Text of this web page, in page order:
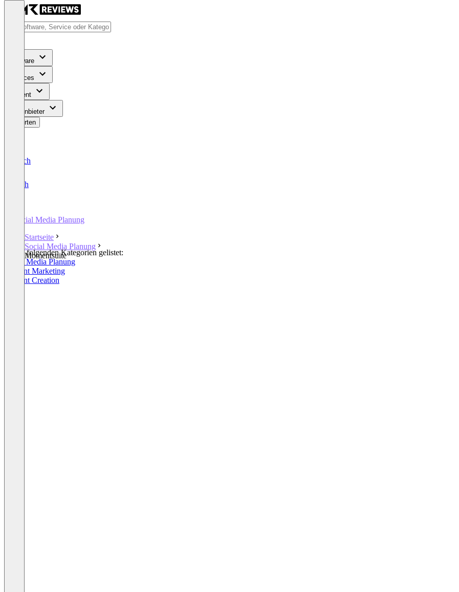
Software
Services
Content
Für Anbieter
Bewerten
Deutsch
English
Social Media Planung
Startseite
Social Media Planung
Momentsuite
In den folgenden Kategorien gelistet:
Social Media Planung
Content Marketing
Content Creation